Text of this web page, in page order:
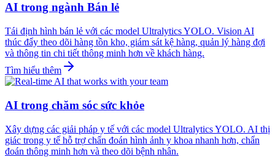
AI trong ngành Bán lẻ
Tái định hình bán lẻ với các model Ultralytics YOLO. Vision AI
thúc đẩy theo dõi hàng tồn kho, giám sát kệ hàng, quản lý hàng đợi
và thông tin chi tiết thông minh hơn về khách hàng.
Tìm hiểu thêm
AI trong chăm sóc sức khỏe
Xây dựng các giải pháp y tế với các model Ultralytics YOLO. AI thị
giác trong y tế hỗ trợ chẩn đoán hình ảnh y khoa nhanh hơn, chẩn
đoán thông minh hơn và theo dõi bệnh nhân.